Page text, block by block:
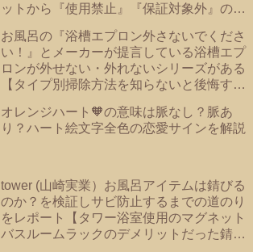
ットから『使用禁止』『保証対象外』のメ
外！後悔しない為に知っておきたい【防水
パンのタイプ】を紹介
お風呂の『浴槽エプロン外さないでくださ
い！』とメーカーが提言している浴槽エプ
ロンが外せない・外れないシリーズがある
【タイプ別掃除方法を知らないと後悔する
バーあり｜TOTO・リクシル・Panasonic
｜
オレンジハート🧡の意味は脈なし？脈あ
り？ハート絵文字全色の恋愛サインを解説
tower (山崎実業）お風呂アイテムは錆びる
のか？を検証しサビ防止するまでの道のり
をレポート【タワー浴室使用のマグネット
バスルームラックのデメリットだった錆を